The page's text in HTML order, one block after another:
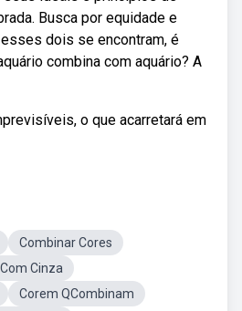
Busca por equidade e
dois se encontram, é
combina com aquário? A
o que acarretará em
Combinar Cores
Cinza
Corem QCombinam